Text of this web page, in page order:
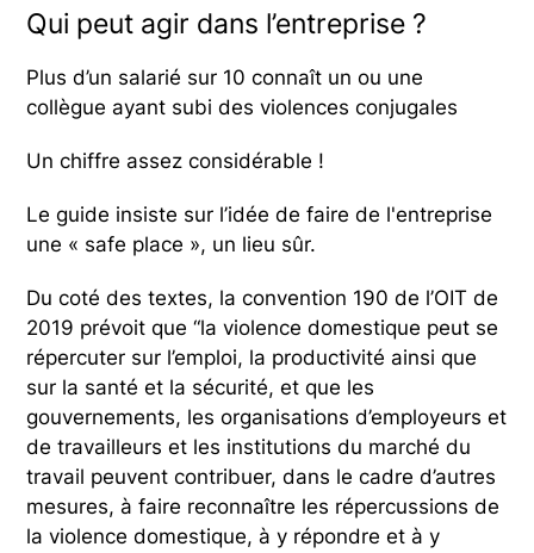
Qui peut agir dans l’entreprise ?
Plus d’un salarié sur 10 connaît un ou une
collègue ayant subi des violences conjugales
Un chiffre assez considérable !
Le guide insiste sur l’idée de faire de l'entreprise
une « safe place », un lieu sûr.
Du coté des textes, la convention 190 de l’OIT de
2019 prévoit que “la violence domestique peut se
répercuter sur l’emploi, la productivité ainsi que
sur la santé et la sécurité, et que les
gouvernements, les organisations d’employeurs et
de travailleurs et les institutions du marché du
travail peuvent contribuer, dans le cadre d’autres
mesures, à faire reconnaître les répercussions de
la violence domestique, à y répondre et à y